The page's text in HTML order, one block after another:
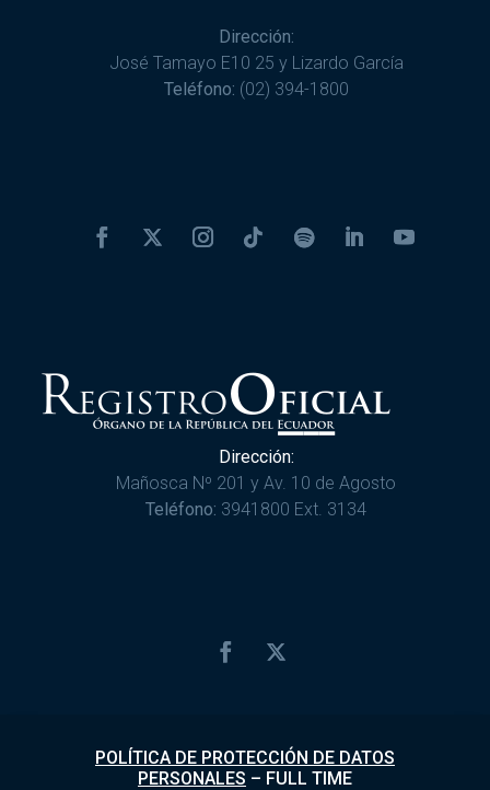
Dirección:
José Tamayo E10 25 y Lizardo García
Teléfono: (02) 394-1800
Dirección:
Mañosca Nº 201 y Av. 10 de Agosto
Teléfono: 3941800 Ext. 3134
POLÍTICA DE PROTECCIÓN DE DATOS
PERSONALES – FULL TIME